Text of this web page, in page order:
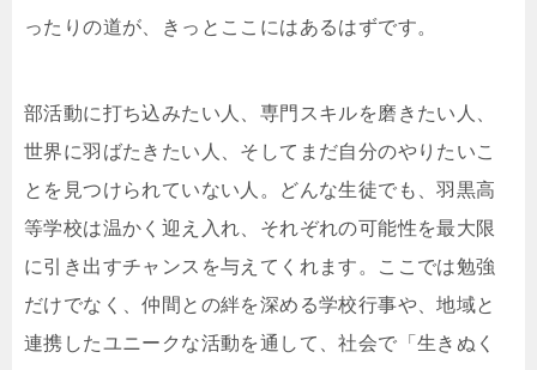
ったりの道が、きっとここにはあるはずです。
部活動に打ち込みたい人、専門スキルを磨きたい人、
世界に羽ばたきたい人、そしてまだ自分のやりたいこ
とを見つけられていない人。どんな生徒でも、羽黒高
等学校は温かく迎え入れ、それぞれの可能性を最大限
に引き出すチャンスを与えてくれます。ここでは勉強
だけでなく、仲間との絆を深める学校行事や、地域と
連携したユニークな活動を通して、社会で「生きぬく